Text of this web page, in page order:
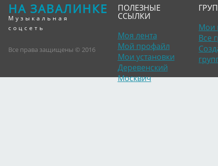
НА ЗАВАЛИНКЕ
Музыкальная
соцсеть
Все права защищены © 2016
ПОЛЕЗНЫЕ
ССЫЛКИ
Моя лента
Мой профайл
Мои установки
Деревенский
Москвич
Мои
Все